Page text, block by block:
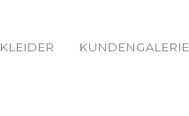
KLEIDER KUNDENGALERIE